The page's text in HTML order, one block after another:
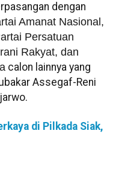
dengan
Amanat Nasional,
Persatuan
Rakyat, dan
calon lainnya yang
Assegaf-Reni
di Pilkada Siak,